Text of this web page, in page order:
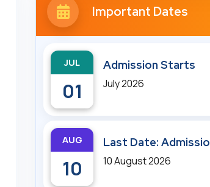
Important Dates
JUL
01
Admission Starts
July 2026
AUG
10
Last Date:
10 August 2026